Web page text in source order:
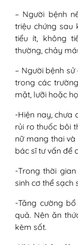
– Người bệnh
triệu chứng sau
tiểu ít, không
thường, chảy
– Người bệnh
trong các
mặt, lưỡi hoặc
-Hiện nay, chưa
rủi ro thuốc bôi
nữ mang thai và
bác sĩ tư vấn để
-Trong thời
sinh cơ thể sạch
-Tăng cường
quả. Nên ăn
kèm sốt.